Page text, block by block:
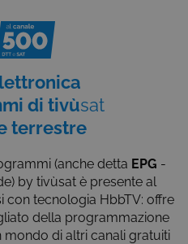
di tivùsat
terrestre
(anche detta EPG -
by tivùsat è presente al
con tecnologia HbbTV: offre
della programmazione
mondo di altri canali gratuiti